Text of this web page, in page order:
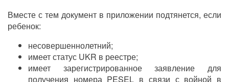
Вместе с тем документ в приложении подтянется, если
ребенок:
несовершеннолетний;
имеет статус UKR в реестре;
имеет зарегистрированное заявление для
получения номера PESEL в связи с войной в